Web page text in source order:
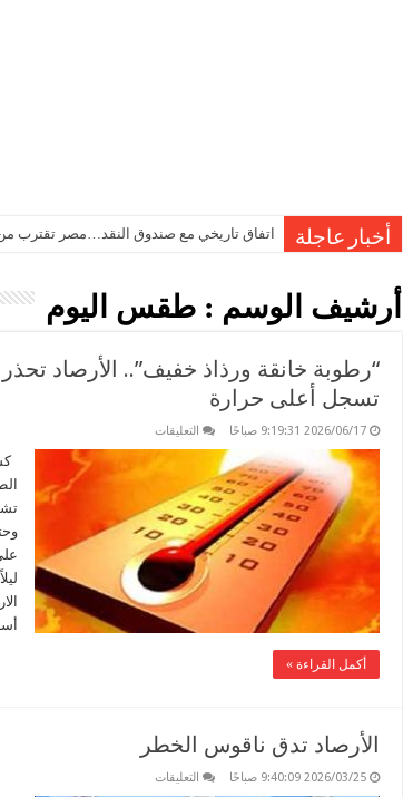
أخبار عاجلة اتفاق تاريخي مع صندوق النقد…مصر تقترب من صرف 2.7 مليار دولار بعد إتمام
أرشيف الوسم :طقس اليوم
“رطوبة خانقة ورذاذ خفيف”.. الأرصاد
تسجل أعلى حرارة
2026/06/17 9:19:31 صباحًا التعليقات
ورذاذ
تحذر
من
تقلبات
طقس
الأربعاء
وأسوان
تسجل
أعلى
حرارة
أكمل القراءة »
الأرصاد تدق ناقوس الخطر
2026/03/25 9:40:09 صباحًا التعليقات